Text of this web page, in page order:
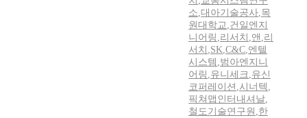
소,대아기술공사,목
원대학교,건일엔지
니어링 ,리서치 ,앤 ,리
서치 ,SK,C&C,엔텔
시스템 ,범아엔지니
어링 ,유니세크,유신
코퍼레이션 ,시너텍 ,
픽쳐맵인터내셔날,
철도기술연구원 ,한